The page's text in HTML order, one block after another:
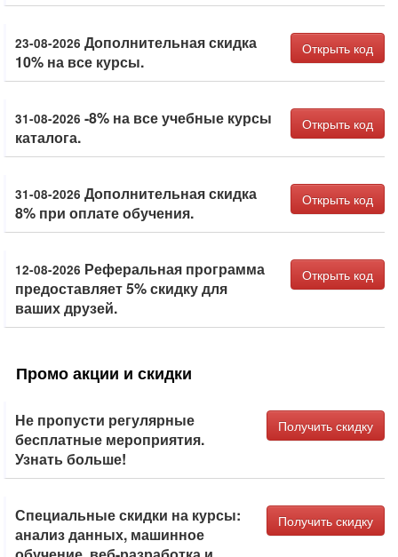
23-08-2026 Дополнительная скидка
10% на все курсы.
Открыть код
31-08-2026 -8% на все учебные курсы
каталога.
Открыть код
31-08-2026 Дополнительная скидка
8% при оплате обучения.
Открыть код
12-08-2026 Реферальная программа
предоставляет 5% скидку для
ваших друзей.
Открыть код
Промо акции и скидки
Не пропусти регулярные
бесплатные мероприятия.
Узнать больше!
Получить скидку
Специальные скидки на курсы:
анализ данных, машинное
Получить скидку